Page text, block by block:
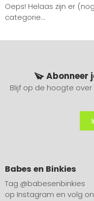
Oeps! Helaas zijn er
categorie...
Abonneer
Blijf op de hoogte
Babes en Binkies
Tag @babesenbinkies
op Instagram en volg